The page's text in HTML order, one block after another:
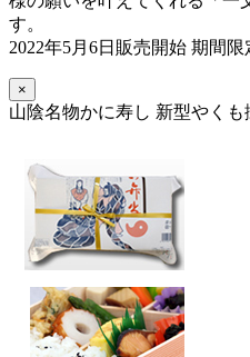
す。
2022年5月6日販売開始 期間限
×
山陰名物かに寿し 新型やくも